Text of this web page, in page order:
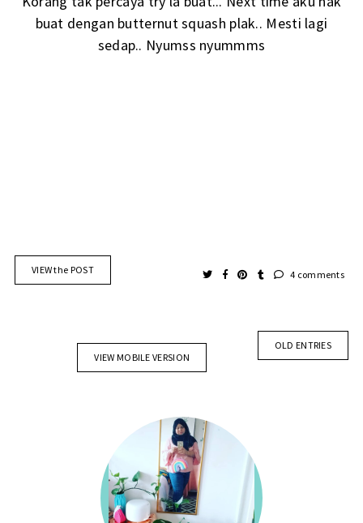
buat dengan butternut squash plak.. Mesti lagi
sedap.. Nyumss nyummms
VIEW the POST 4 comments
OLD ENTRIES
VIEW MOBILE VERSION